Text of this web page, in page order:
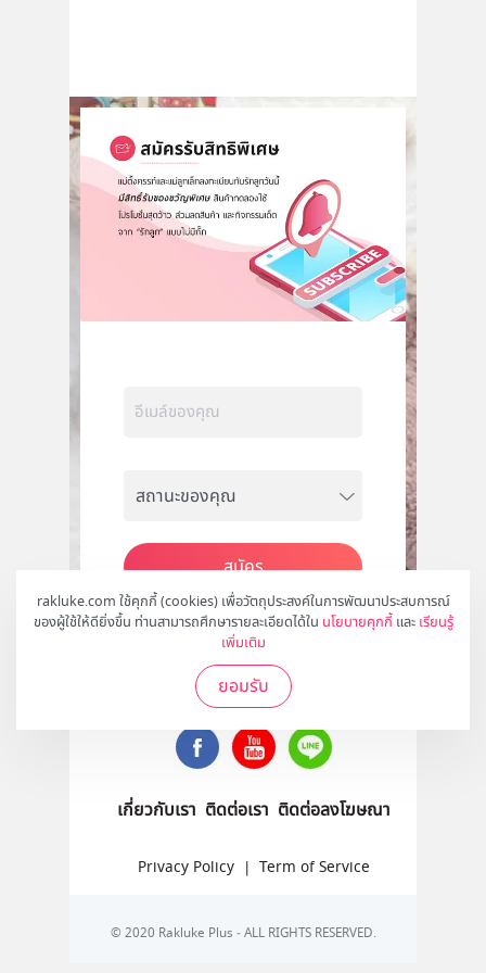
rakluke.com ใช้คุกกี้ (cookies) เพื่อวัตถุประสงค์ในการพัฒนาประสบการณ์
ของผู้ใช้ให้ดียิ่งขึ้น ท่านสามารถศึกษารายละเอียดได้ใน นโยบายคุกกี้ และ เรียนรู้
เพิ่มเติม
ยอมรับ
สมัคร
ติดตามเราได้ที่
เกี่ยวกับเรา ติดต่อเรา ติดต่อลงโฆษณา
Privacy Policy | Term of Service
© 2020 Rakluke Plus - ALL RIGHTS RESERVED.